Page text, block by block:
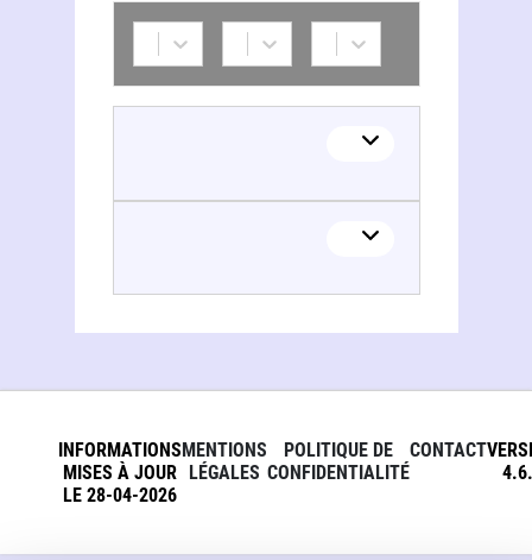
INFORMATIONS
MISES À JOUR
LE 28-04-2026
MENTIONS
LÉGALES
POLITIQUE DE
CONFIDENTIALITÉ
CONTACT